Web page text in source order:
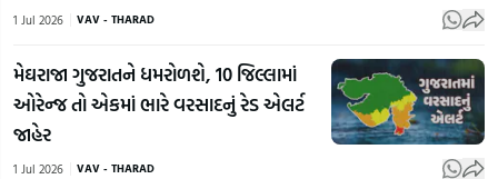
1 Jul 2026 VAV - THARAD
મેઘરાજા ગુજરાતને ધમરોળશે, 10 જિલ્લામાં
ઓરેન્જ તો એકમાં ભારે વરસાદનું રેડ એલર્ટ
જાહેર
1 Jul 2026 VAV - THARAD